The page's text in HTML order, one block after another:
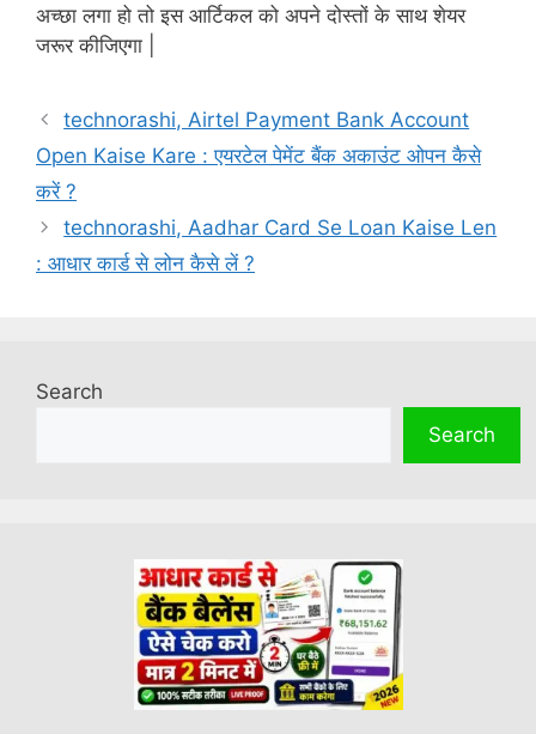
अच्छा लगा हो तो इस आर्टिकल को अपने दोस्तों के साथ शेयर
जरूर कीजिएगा |
technorashi, Airtel Payment Bank Account
Open Kaise Kare : एयरटेल पेमेंट बैंक अकाउंट ओपन कैसे
करें ?
technorashi, Aadhar Card Se Loan Kaise Len
: आधार कार्ड से लोन कैसे लें ?
Search
Search